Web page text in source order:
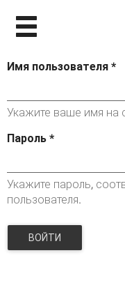
Имя пользователя *
Укажите ваше имя на
Пароль *
Укажите пароль,
пользователя.
ВОЙТИ